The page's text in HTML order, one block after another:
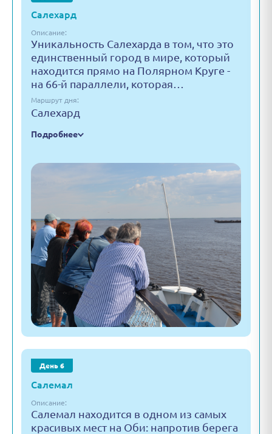
Салехард
Описание:
Уникальность Салехарда в том, что это
единственный город в мире, который
находится прямо на Полярном Круге -
на 66-й параллели, которая…
Маршрут дня:
Салехард
Подробнее
День 6
Салемал
Описание:
Салемал находится в одном из самых
красивых мест на Оби: напротив берега